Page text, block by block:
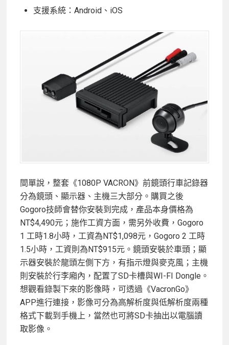
支援系統：Android、iOS
間單說，整套《1080P VACRON》前鏡頭行車記錄器
分為鏡頭、顯示器、主機三大部分。購買之後
Gogoro技師會替你安裝到完成，產品本身價格為
NT$4,490元；施作工資方面，需另外收費，Gogoro
1 工時1.8小時，工資為NT$1,098元，Gogoro 2 工時
1.5小時，工資則為NT$915元。鏡頭安裝於車頭；顯
示器安裝於龍頭左側下方，有指示燈與麥克風；主機
則安裝於行李廂內，配置了SD卡槽與WI-FI Dongle。
想觀看錄製下來的影像時，可透過《VacronGo》
APP進行連接，影像可分為高解析度與低解析度兩種
格式下載到手機上，當然也可將SD卡抽出以電腦讀
取影像。